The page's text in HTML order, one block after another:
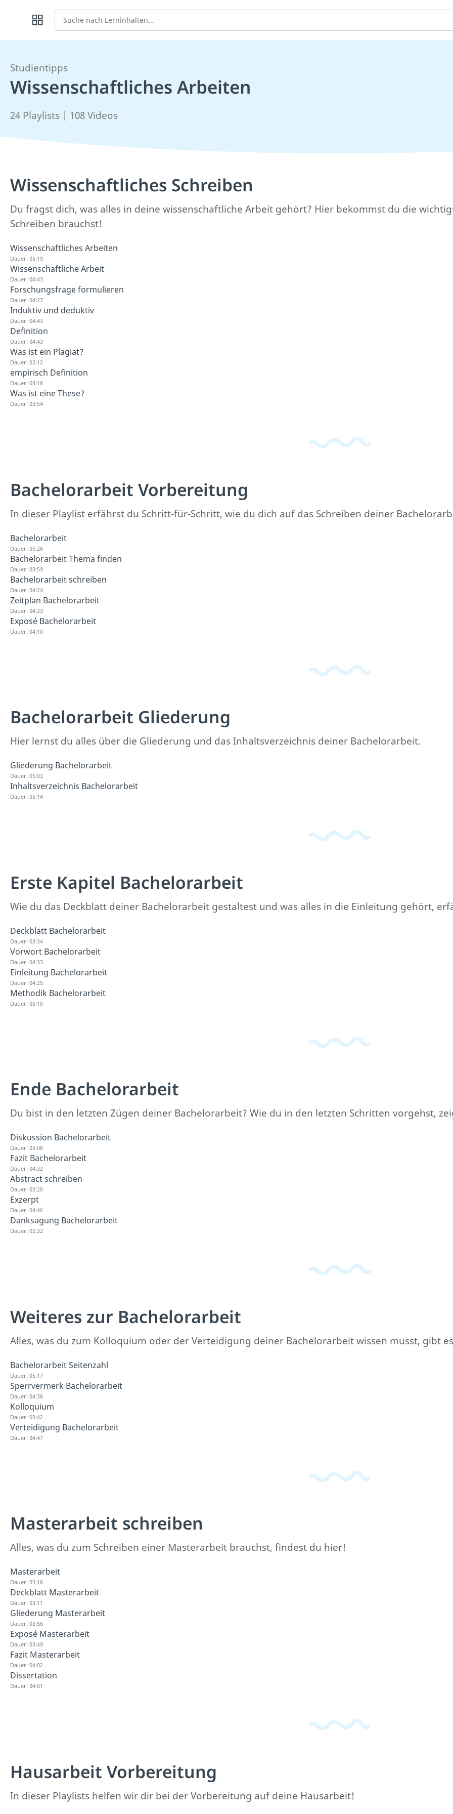
Suche
Studientipps
Wissenschaftliches Arbeiten
24 Playlists | 108 Videos
Wissenschaftliches Schreiben
Du fragst dich, was alles in deine wissenschaftliche Arbeit gehört? Hier bekommst du die
Schreiben brauchst!
Wissenschaftliches Arbeiten
Dauer: 05:19
Wissenschaftliche Arbeit
Dauer: 04:43
Forschungsfrage formulieren
Dauer: 04:27
Induktiv und deduktiv
Dauer: 04:43
Definition
Dauer: 04:43
Was ist ein Plagiat?
Dauer: 05:12
empirisch Definition
Dauer: 03:18
Was ist eine These?
Dauer: 03:54
Bachelorarbeit Vorbereitung
In dieser Playlist erfährst du Schritt-für-Schritt, wie du dich auf das Schreiben deiner
Bachelorarbeit
Dauer: 05:26
Bachelorarbeit Thema finden
Dauer: 03:59
Bachelorarbeit schreiben
Dauer: 04:24
Zeitplan Bachelorarbeit
Dauer: 04:23
Exposé Bachelorarbeit
Dauer: 04:10
Bachelorarbeit Gliederung
Hier lernst du alles über die Gliederung und das Inhaltsverzeichnis deiner Bachelorarbeit.
Gliederung Bachelorarbeit
Dauer: 05:03
Inhaltsverzeichnis Bachelorarbeit
Dauer: 05:14
Erste Kapitel Bachelorarbeit
Wie du das Deckblatt deiner Bachelorarbeit gestaltest und was alles in die Einleitung gehört,
Deckblatt Bachelorarbeit
Dauer: 03:34
Vorwort Bachelorarbeit
Dauer: 04:33
Einleitung Bachelorarbeit
Dauer: 04:25
Methodik Bachelorarbeit
Dauer: 05:10
Ende Bachelorarbeit
Du bist in den letzten Zügen deiner Bachelorarbeit? Wie du in den letzten Schritten vorgehst,
Diskussion Bachelorarbeit
Dauer: 05:06
Fazit Bachelorarbeit
Dauer: 04:32
Abstract schreiben
Dauer: 03:20
Exzerpt
Dauer: 04:46
Danksagung Bachelorarbeit
Dauer: 02:32
Weiteres zur Bachelorarbeit
Alles, was du zum Kolloquium oder der Verteidigung deiner Bachelorarbeit wissen musst, gibt
Bachelorarbeit Seitenzahl
Dauer: 05:17
Sperrvermerk Bachelorarbeit
Dauer: 04:38
Kolloquium
Dauer: 03:42
Verteidigung Bachelorarbeit
Dauer: 04:47
Masterarbeit schreiben
Alles, was du zum Schreiben einer Masterarbeit brauchst, findest du hier!
Masterarbeit
Dauer: 05:18
Deckblatt Masterarbeit
Dauer: 03:11
Gliederung Masterarbeit
Dauer: 03:56
Exposé Masterarbeit
Dauer: 03:49
Fazit Masterarbeit
Dauer: 04:02
Dissertation
Dauer: 04:01
Hausarbeit Vorbereitung
In dieser Playlists helfen wir dir bei der Vorbereitung auf deine Hausarbeit!